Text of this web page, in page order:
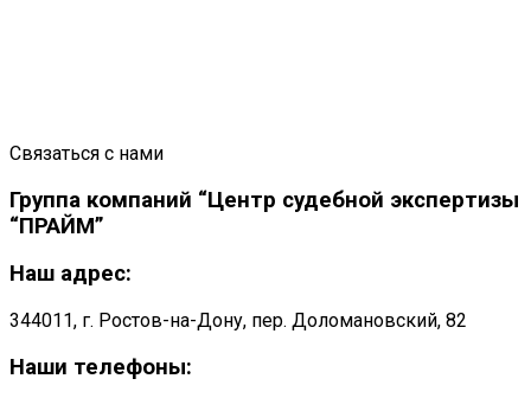
Связаться с нами
Группа компаний “Центр судебной экспертизы
“ПРАЙМ”
Наш адрес:
344011, г. Ростов-на-Дону, пер. Доломановский, 82
Наши телефоны: